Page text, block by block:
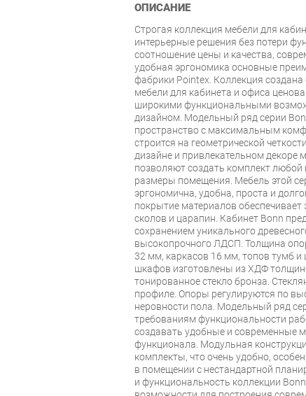
ОПИСАНИЕ
Строгая коллекция мебели для
интерьерные решения без потери
соотношение цены и качества,
удобная эргономика основные
фабрики Pointex. Коллекция
мебели для кабинета и офиса
широкими функциональными
дизайном. Модельный ряд серии
пространство с максимальным
строится на геометрической
дизайне и привлекательном
позволяют создать комплект
размеры помещения. Мебель этой
эргономична, удобна, проста и
покрытие материалов
сколов и царапин. Кабинет Bonn
сохранением уникального
высокопрочного ЛДСП. Толщина
32 мм, каркасов 16 мм, топов тумб
шкафов изготовлены из ХДФ
тонированное стекло бронза.
профиле. Опоры регулируются по
неровности пола. Модельный ряд
требованиям функциональности
создавать удобные и современные
функционала. Модульная
комплекты, что очень удобно,
в помещении с нестандартной
и функциональность коллекции